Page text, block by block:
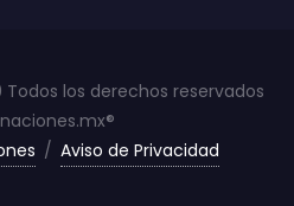
los derechos reservados
/ Aviso de Privacidad